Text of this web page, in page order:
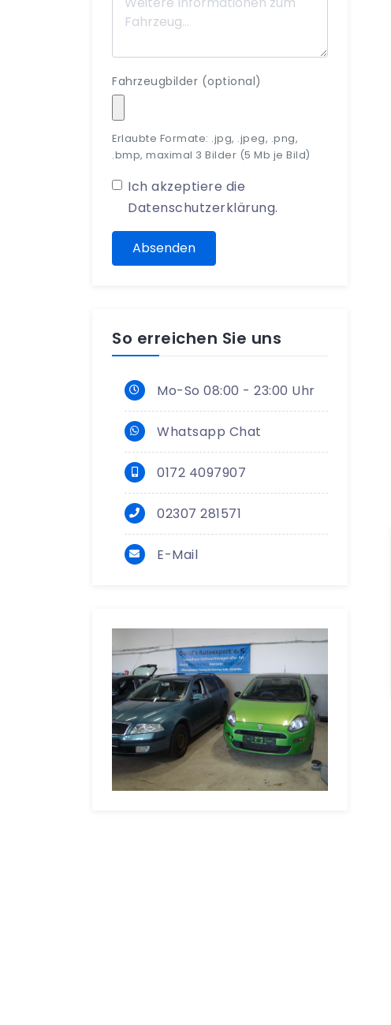
Fahrzeugbilder (optional)
Erlaubte Formate: .jpg, .jpeg, .png,
.bmp, maximal 3 Bilder (5 Mb je Bild)
Ich akzeptiere die
Datenschutzerklärung.
Absenden
So erreichen Sie uns
Mo-So 08:00 - 23:00 Uhr
Whatsapp Chat
0172 4097907
02307 281571
E-Mail